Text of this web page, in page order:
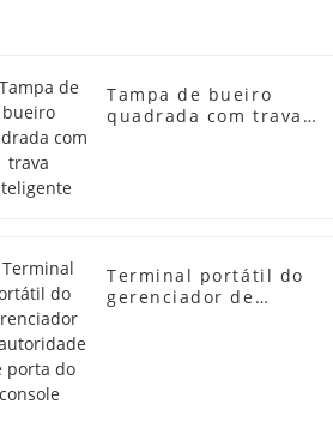
Tampa de bueiro
quadrada com trava
Terminal portátil do
gerenciador de